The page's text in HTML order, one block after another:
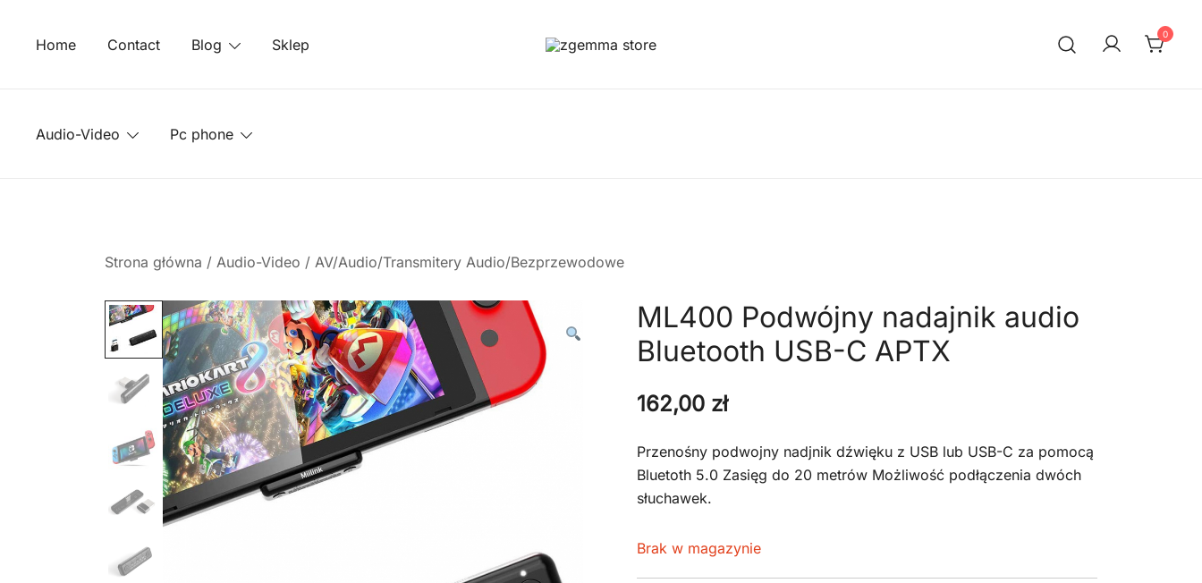
Home Contact Blog Sklep
0
Audio-Video Pc phone
Strona główna / Audio-Video / AV/Audio/Transmitery Audio/Bezprzewodowe
ML400 Podwójny nadajnik audio
Bluetooth USB-C APTX
162,00 zł
Przenośny podwojny nadjnik dźwięku z USB lub USB-C za pomocą
Bluetoth 5.0 Zasięg do 20 metrów Możliwość podłączenia dwóch
słuchawek.
Brak w magazynie